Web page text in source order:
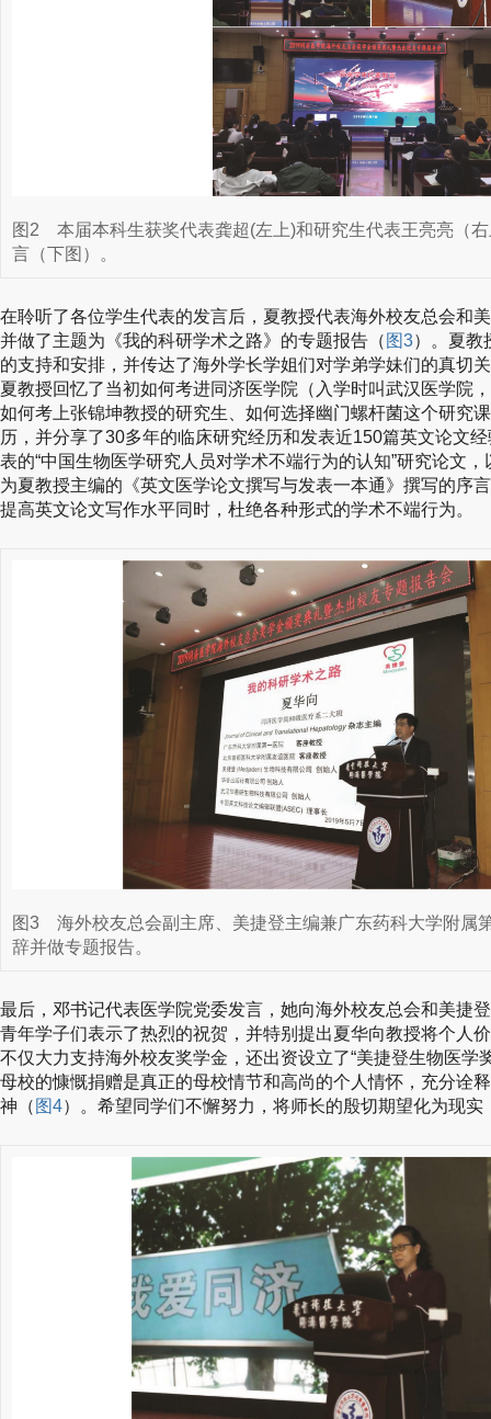
图2
本届本科生获奖代表龚超(左上)和研究生代表王亮亮（
言（下图）。
在聆听了各位学生代表的发言后，夏教授代表海外校友总会和
并做了主题为《我的科研学术之路》的专题报告（ 图3）。夏教
的支持和安排，并传达了海外学长学姐们对学弟学妹们的真切
夏教授回忆了当初如何考进同济医学院（入学时叫武汉医学院
如何考上张锦坤教授的研究生、如何选择幽门螺杆菌这个研究
历，并分享了30多年的临床研究经历和发表近150篇英文论文
表的“中国生物医学研究人员对学术不端行为的认知”研究论文
为夏教授主编的《英文医学论文撰写与发表一本通》撰写的序
提高英文论文写作水平同时，杜绝各种形式的学术不端行为。
图3
海外校友总会副主席、美捷登主编兼广东药科大学附属
辞并做专题报告。
最后，邓书记代表医学院党委发言，她向海外校友总会和美捷
青年学子们表示了热烈的祝贺，并特别提出夏华向教授将个人
不仅大力支持海外校友奖学金，还出资设立了“美捷登生物医学
母校的慷慨捐赠是真正的母校情节和高尚的个人情怀，充分诠
神（ 图4）。希望同学们不懈努力，将师长的殷切期望化为现